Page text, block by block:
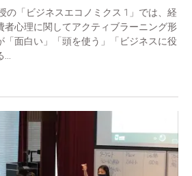
の「ビジネスエコノミクス 1」では、経
者心理に関してアクティブラーニング形
「面白い」「頭を使う」「ビジネスに役